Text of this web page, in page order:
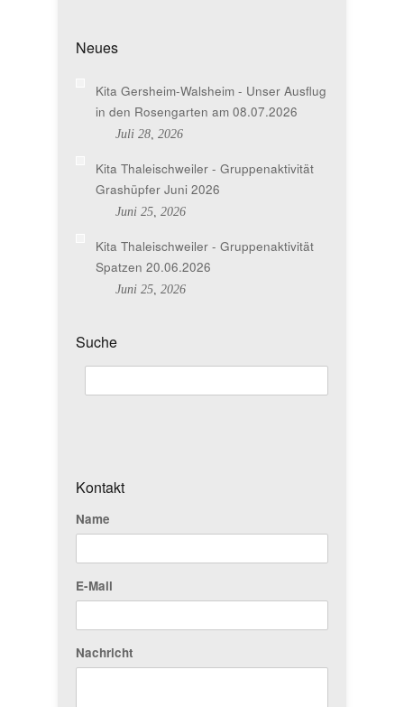
Neues
Kita Gersheim-Walsheim - Unser Ausflug
in den Rosengarten am 08.07.2026
Juli 28, 2026
Kita Thaleischweiler - Gruppenaktivität
Grashüpfer Juni 2026
Juni 25, 2026
Kita Thaleischweiler - Gruppenaktivität
Spatzen 20.06.2026
Juni 25, 2026
Suche
Kontakt
Name
E-Mail
Nachricht